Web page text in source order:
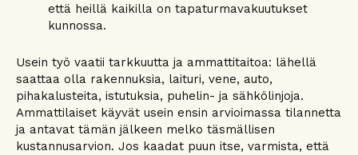
että heillä kaikilla on tapaturmavakuutukset
kunnossa.
Usein työ vaatii tarkkuutta ja ammattitaitoa: lähellä
saattaa olla rakennuksia, laituri, vene, auto,
pihakalusteita, istutuksia, puhelin- ja sähkölinjoja.
Ammattilaiset käyvät usein ensin arvioimassa tilannetta
ja antavat tämän jälkeen melko täsmällisen
kustannusarvion. Jos kaadat puun itse, varmista, että